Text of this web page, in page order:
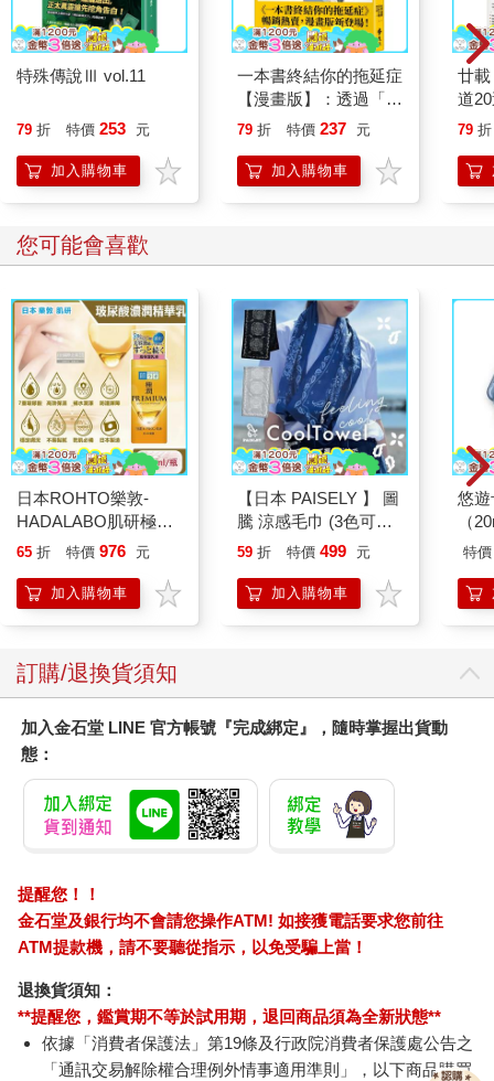
特殊傳說Ⅲ vol.11
79 折 特價 253 元
加入購物車
一本書終結你的拖延症
【漫畫版】：透過「小
行動」打開大腦的行動
「行動派」的37個科
學方法
79 折 特價 237 元
加入購物車
廿
道
79 折
您可能會喜歡
日本ROHTO樂敦-
HADALABO肌研極潤
金緻7重玻尿酸高效保
140ml/金瓶(Premium
臉部肌膚護理乳霜,素
65 折 特價 976 元
加入購物車
【日本 PAISELY 】 圖
騰 涼感毛巾 (3色可選)
涼感毛巾 涼感巾 冰涼
毛巾
59 折 特價 499 元
加入購物車
悠
（
特價
訂購/退換貨須知
加入金石堂 LINE 官方帳號『完成綁定』，隨時掌握出貨動
態：
提醒您！！
金石堂及銀行均不會請您操作ATM! 如接獲電話要求您前往
ATM提款機，請不要聽從指示，以免受騙上當！
退換貨須知：
**提醒您，鑑賞期不等於試用期，退回商品須為全新狀態**
依據「消費者保護法」第19條及行政院消費者保護處公告之
「通訊交易解除權合理例外情事適用準則」，以下商品購買